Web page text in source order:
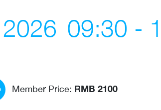
09:30 -
Member Price: RMB 2100